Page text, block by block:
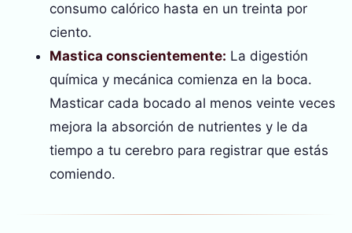
consumo calórico hasta en un treinta por
ciento.
Mastica conscientemente: La digestión
química y mecánica comienza en la boca.
Masticar cada bocado al menos veinte veces
mejora la absorción de nutrientes y le da
tiempo a tu cerebro para registrar que estás
comiendo.